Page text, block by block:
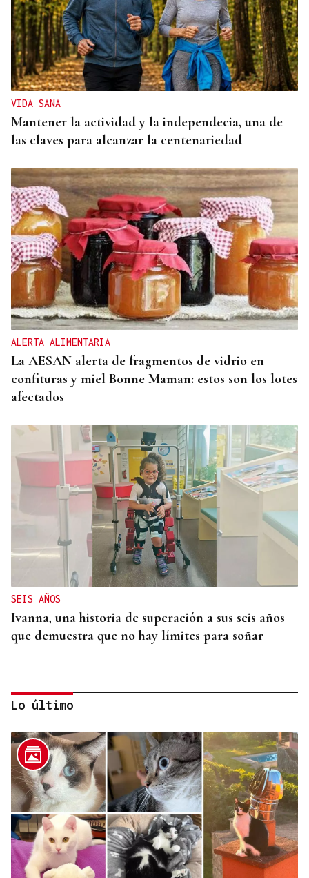
VIDA SANA
Mantener la actividad y la independecia, una de
las claves para alcanzar la centenariedad
ALERTA ALIMENTARIA
La AESAN alerta de fragmentos de vidrio en
confituras y miel Bonne Maman: estos son los lotes
afectados
SEIS AÑOS
Ivanna, una historia de superación a sus seis años
que demuestra que no hay límites para soñar
MEDICINA FÍSICA Y REHABILITACIÓN
Lucía Ros Dopico, médico especialista: “Mi sueño
Lo último